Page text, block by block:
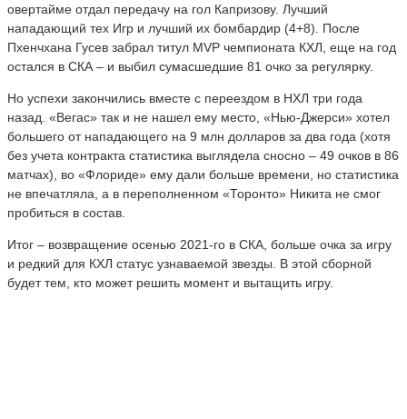
овертайме отдал передачу на гол Капризову. Лучший
нападающий тех Игр и лучший их бомбардир (4+8). После
Пхенчхана Гусев забрал титул MVP чемпионата КХЛ, еще на год
остался в СКА – и выбил сумасшедшие 81 очко за регулярку.
Но успехи закончились вместе с переездом в НХЛ три года
назад. «Вегас» так и не нашел ему место, «Нью-Джерси» хотел
большего от нападающего на 9 млн долларов за два года (хотя
без учета контракта статистика выглядела сносно – 49 очков в 86
матчах), во «Флориде» ему дали больше времени, но статистика
не впечатляла, а в переполненном «Торонто» Никита не смог
пробиться в состав.
Итог – возвращение осенью 2021-го в СКА, больше очка за игру
и редкий для КХЛ статус узнаваемой звезды. В этой сборной
будет тем, кто может решить момент и вытащить игру.